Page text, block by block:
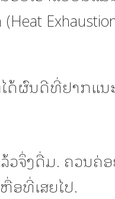
ດ້ຜົນດີທີ່ຢາກແນ
ວຈຶ່ງດື່ມ. ຄວນຄ່
ທີ່ເສຍໄປ.